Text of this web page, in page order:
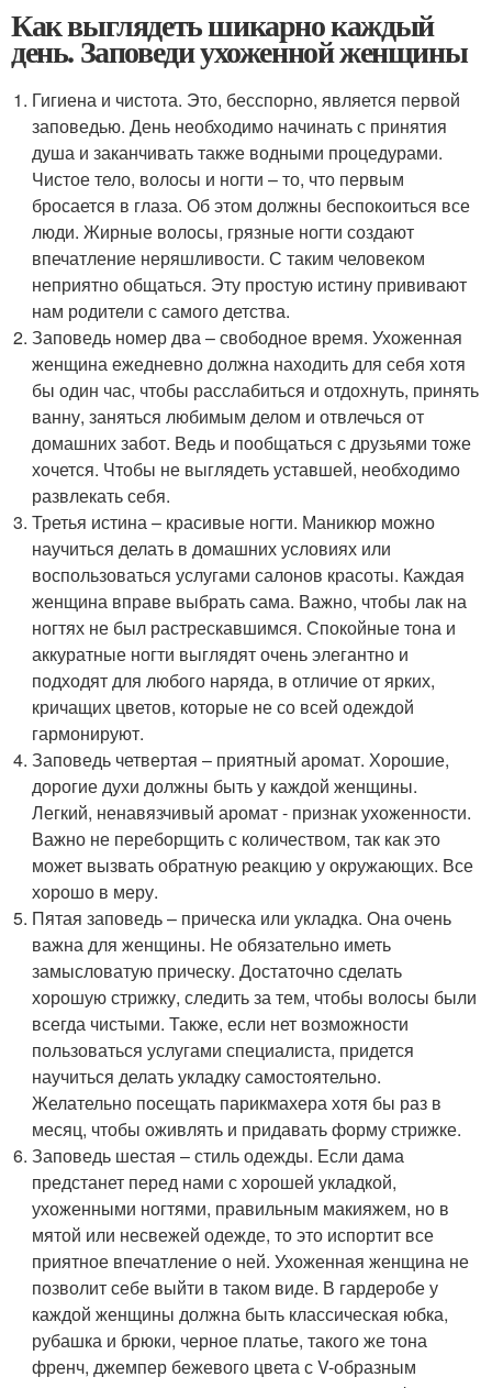
Как выглядеть шикарно каждый
день. Заповеди ухоженной женщины
Гигиена и чистота. Это, бесспорно, является первой
заповедью. День необходимо начинать с принятия
душа и заканчивать также водными процедурами.
Чистое тело, волосы и ногти – то, что первым
бросается в глаза. Об этом должны беспокоиться все
люди. Жирные волосы, грязные ногти создают
впечатление неряшливости. С таким человеком
неприятно общаться. Эту простую истину прививают
нам родители с самого детства.
Заповедь номер два – свободное время. Ухоженная
женщина ежедневно должна находить для себя хотя
бы один час, чтобы расслабиться и отдохнуть, принять
ванну, заняться любимым делом и отвлечься от
домашних забот. Ведь и пообщаться с друзьями тоже
хочется. Чтобы не выглядеть уставшей, необходимо
развлекать себя.
Третья истина – красивые ногти. Маникюр можно
научиться делать в домашних условиях или
воспользоваться услугами салонов красоты. Каждая
женщина вправе выбрать сама. Важно, чтобы лак на
ногтях не был растрескавшимся. Спокойные тона и
аккуратные ногти выглядят очень элегантно и
подходят для любого наряда, в отличие от ярких,
кричащих цветов, которые не со всей одеждой
гармонируют.
Заповедь четвертая – приятный аромат. Хорошие,
дорогие духи должны быть у каждой женщины.
Легкий, ненавязчивый аромат - признак ухоженности.
Важно не переборщить с количеством, так как это
может вызвать обратную реакцию у окружающих. Все
хорошо в меру.
Пятая заповедь – прическа или укладка. Она очень
важна для женщины. Не обязательно иметь
замысловатую прическу. Достаточно сделать
хорошую стрижку, следить за тем, чтобы волосы были
всегда чистыми. Также, если нет возможности
пользоваться услугами специалиста, придется
научиться делать укладку самостоятельно.
Желательно посещать парикмахера хотя бы раз в
месяц, чтобы оживлять и придавать форму стрижке.
Заповедь шестая – стиль одежды. Если дама
предстанет перед нами с хорошей укладкой,
ухоженными ногтями, правильным макияжем, но в
мятой или несвежей одежде, то это испортит все
приятное впечатление о ней. Ухоженная женщина не
позволит себе выйти в таком виде. В гардеробе у
каждой женщины должна быть классическая юбка,
рубашка и брюки, черное платье, такого же тона
френч, джемпер бежевого цвета с V-образным